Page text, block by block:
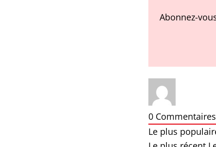
Abonnez-
0Commentaires
Le plus